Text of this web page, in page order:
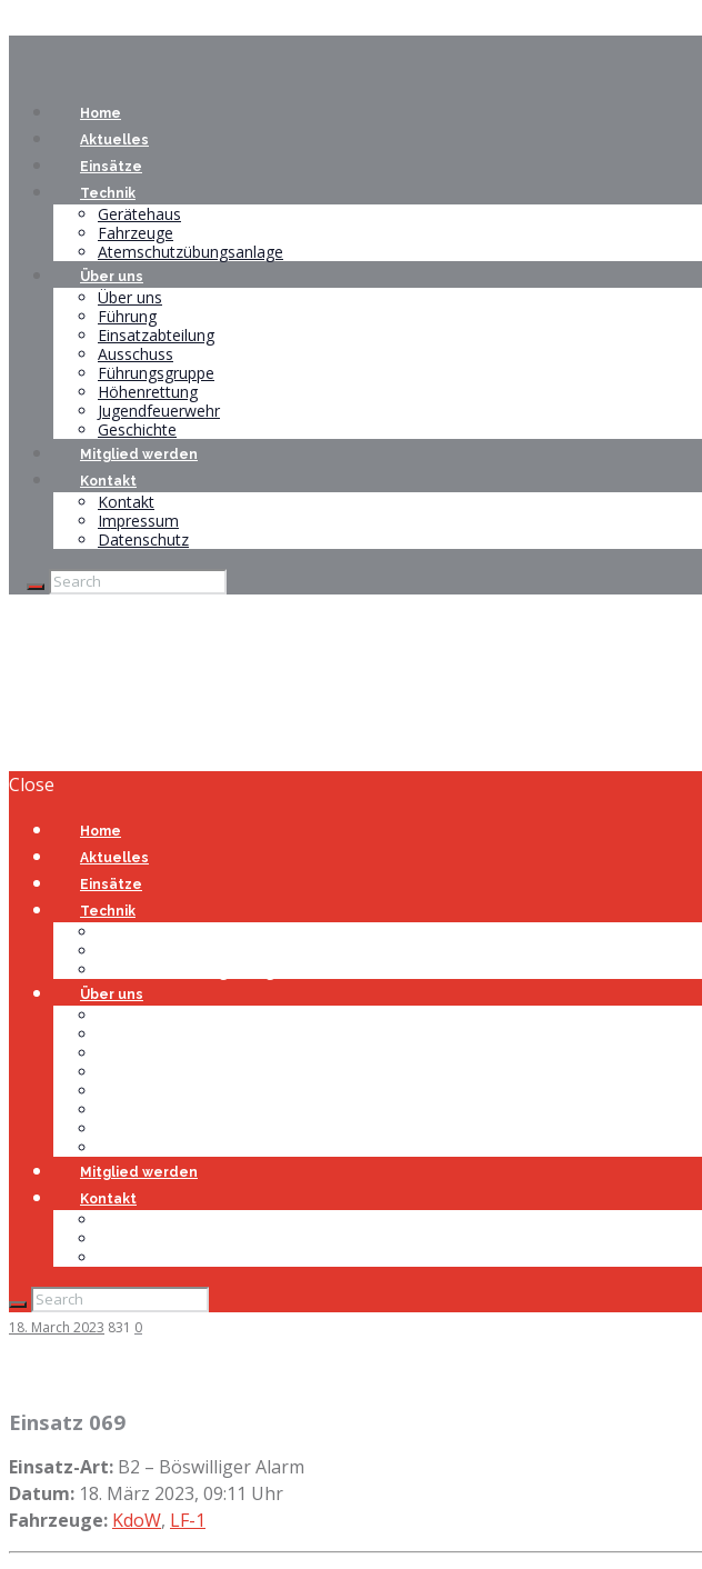
Home
Aktuelles
Einsätze
Technik
Gerätehaus
Fahrzeuge
Atemschutzübungsanlage
Über uns
Über uns
Führung
Einsatzabteilung
Ausschuss
Führungsgruppe
Höhenrettung
Jugendfeuerwehr
Geschichte
Mitglied werden
Kontakt
Kontakt
Impressum
Datenschutz
Close
Home
Aktuelles
Einsätze
Technik
Über uns
Mitglied werden
Kontakt
18. March 2023 831 0
Einsatz 069
Einsatz-Art: B2 – Böswilliger Alarm
Datum: 18. März 2023, 09:11 Uhr
Fahrzeuge: KdoW, LF-1